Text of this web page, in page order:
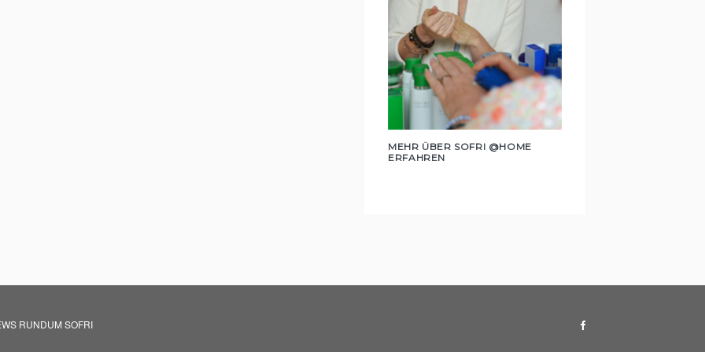
MEHR ÜBER SOFRI @HOME
ERFAHREN
RUNDUM SOFRI